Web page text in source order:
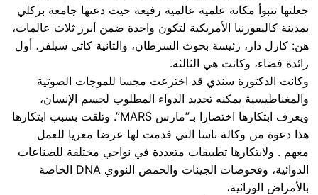
جعلتها تتبوأ مكانة علمية عالمية رفيعة حيث دعتها جامعة بركلي
بمدينة كاليفورنيا الأمريكية لتكون واحدة ضمن أبرز ثلاث عالمات،
هن: كارل دار، رئيسة بحوث السرطان، والثانية كاثي سيلفر، أول
رائدة فضاء، وكانت هي الثالثة.
وكانت الدكتورة سندي قد اخترعت مجسا للموجات الصوتية
والمغناطيسية يمكنه تحديد الدواء المطلوب لجسم الإنسان،
ويعرف ابتكارها اختصارا بـ”مارس MARS”. وتلقت بسبب ابتكارها
هذا دعوة من وكالة ناسا التي قدمت لها عرضا مغريا للعمل
معهم . ولابتكارها تطبيقات متعددة في نواحي مختلفة للصناعات
الدوائية، وفحوصات الجينات والحمض النووي DNA الخاصة
بالأمراض الوراثية،